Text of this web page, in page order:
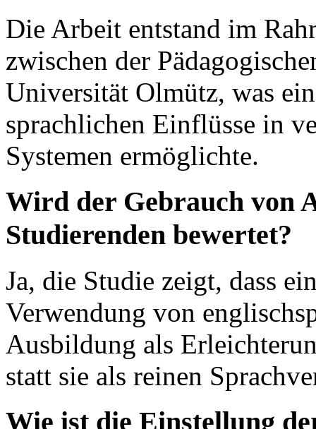
Die Arbeit entstand im
zwischen der
Universität Olmütz, was
sprachlichen Einflüsse in
Systemen ermöglichte.
Wird der Gebrauch von
Studierenden bewertet?
Ja, die Studie zeigt, dass
Verwendung von
Ausbildung als
statt sie als reinen
Wie ist die Einstellung